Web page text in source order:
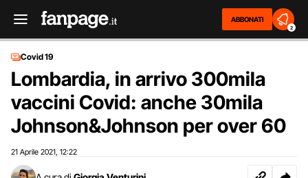
ABBONATI
2
Covid 19
Lombardia, in arrivo 300mila
vaccini Covid: anche 30mila
Johnson&Johnson per over 60
21 Aprile 2021 12:22